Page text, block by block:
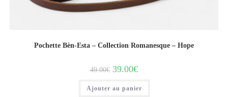
Pochette Bèn-Esta – Collection Romanesque – Hope
49.00€ 39.00€
Ajouter au panier